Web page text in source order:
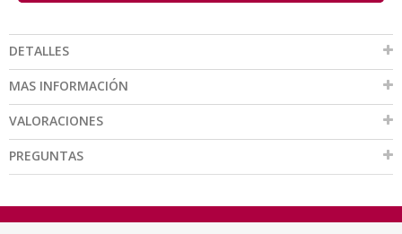
DETALLES
MAS INFORMACIÓN
VALORACIONES
PREGUNTAS